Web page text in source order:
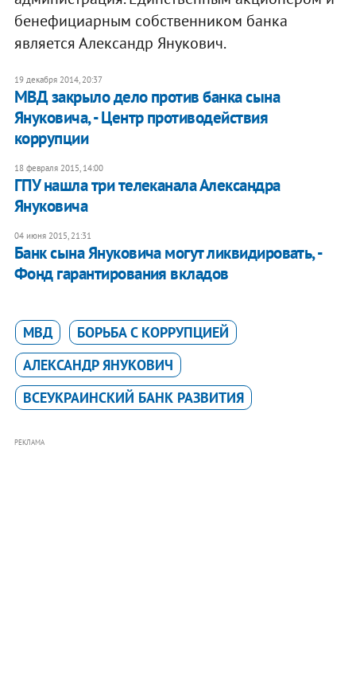
бенефициарным собственником банка
является Александр Янукович.
19 декабря 2014, 20:37
МВД закрыло дело против банка сына
Януковича, - Центр противодействия
коррупции
18 февраля 2015, 14:00
ГПУ нашла три телеканала Александра
Януковича
04 июня 2015, 21:31
Банк сына Януковича могут ликвидировать, -
Фонд гарантирования вкладов
МВД
БОРЬБА С КОРРУПЦИЕЙ
АЛЕКСАНДР ЯНУКОВИЧ
ВСЕУКРАИНСКИЙ БАНК РАЗВИТИЯ
РЕКЛАМА